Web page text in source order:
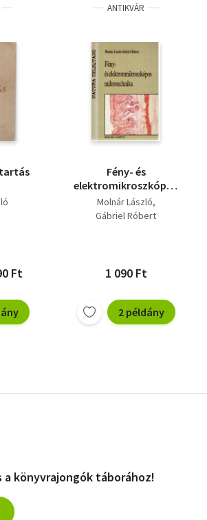
Ft
ANTIKVÁR
Fény- és
elektromikroszkópos
mikrotechnika
Molnár László
Gábriel Róbert
1 090 Ft
2 példány
a könyvrajongók táborához!